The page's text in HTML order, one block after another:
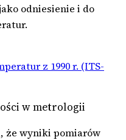
odniesienie i do
z 1990 r. (ITS-
w metrologii
że wyniki pomiarów